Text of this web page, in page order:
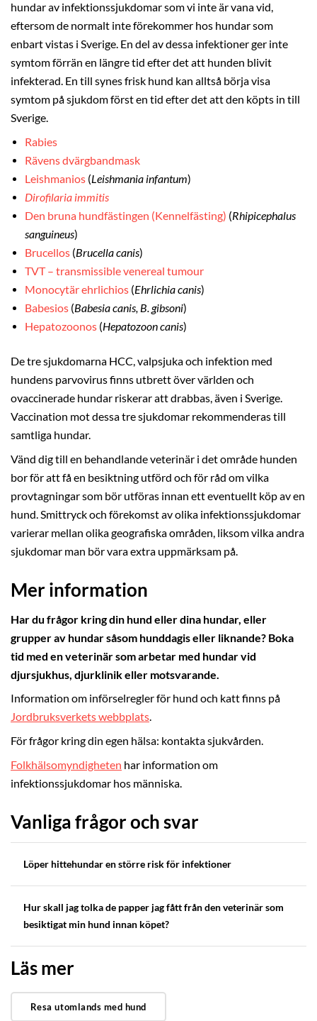
hundar av infektionssjukdomar som vi inte är vana vid,
eftersom de normalt inte förekommer hos hundar som
enbart vistas i Sverige. En del av dessa infektioner ger inte
symtom förrän en längre tid efter det att hunden blivit
infekterad. En till synes frisk hund kan alltså börja visa
symtom på sjukdom först en tid efter det att den köpts in till
Sverige.
Rabies
Rävens dvärgbandmask
Leishmanios (Leishmania infantum)
Dirofilaria immitis
Den bruna hundfästingen (Kennelfästing) (Rhipicephalus
sanguineus)
Brucellos (Brucella canis)
TVT – transmissible venereal tumour
Monocytär ehrlichios (Ehrlichia canis)
Babesios (Babesia canis, B. gibsoni)
Hepatozoonos (Hepatozoon canis)
De tre sjukdomarna HCC, valpsjuka och infektion med
hundens parvovirusfinns utbrett över världen och
ovaccinerade hundar riskerar att drabbas, även i Sverige.
Vaccination mot dessa tre sjukdomar rekommenderas till
samtliga hundar.
Vänd dig till en behandlande veterinär i det område hunden
bor för att få en besiktning utförd och för råd om vilka
provtagningar som bör utföras innan ett eventuellt köp av en
hund. Smittryck och förekomst av olika infektionssjukdomar
varierar mellan olika geografiska områden, liksom vilka andra
sjukdomar man bör vara extra uppmärksam på.
Mer information
Har du frågor kring din hund eller dina hundar, eller
grupper av hundar såsom hunddagis eller liknande? Boka
tid med en veterinär som arbetar med hundar vid
djursjukhus, djurklinik eller motsvarande.
Information om införselregler för hund och katt finns på
Jordbruksverkets webbplats.
För frågor kring din egen hälsa: kontakta sjukvården.
Folkhälsomyndigheten har information om
infektionssjukdomar hos människa.
Vanliga frågor och svar
Löper hittehundar en större risk för infektioner
Hur skall jag tolka de papper jag fått från den veterinär som
besiktigat min hund innan köpet?
Läs mer
Resa utomlands med hund